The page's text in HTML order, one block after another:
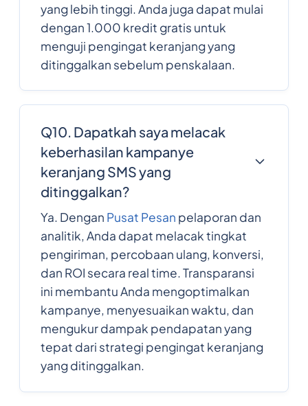
yang lebih tinggi. Anda juga dapat mulai
dengan 1.000 kredit gratis untuk
menguji pengingat keranjang yang
ditinggalkan sebelum penskalaan.
Q10. Dapatkah saya melacak
keberhasilan kampanye
keranjang SMS yang
ditinggalkan?
Ya. Dengan Pusat Pesan pelaporan dan
analitik, Anda dapat melacak tingkat
pengiriman, percobaan ulang, konversi,
dan ROI secara real time. Transparansi
ini membantu Anda mengoptimalkan
kampanye, menyesuaikan waktu, dan
mengukur dampak pendapatan yang
tepat dari strategi pengingat keranjang
yang ditinggalkan.